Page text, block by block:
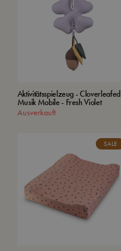
Aktivitätsspielzeug - Cloverleafed
Musik Mobile - Fresh Violet
Ausverkauft
SALE